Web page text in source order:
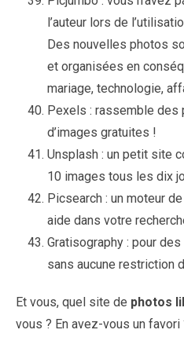
l’auteur lors de
Des nouvelles photos
et organisées en
mariage, technologie,
Pexels : rassemble des
d’images gratuites !
Unsplash : un petit site
10 images tous les dix
Picsearch : un moteur
aide dans votre
Gratisography : pour
sans aucune restriction
Et vous, quel site de photos
vous ? En avez-vous un favori